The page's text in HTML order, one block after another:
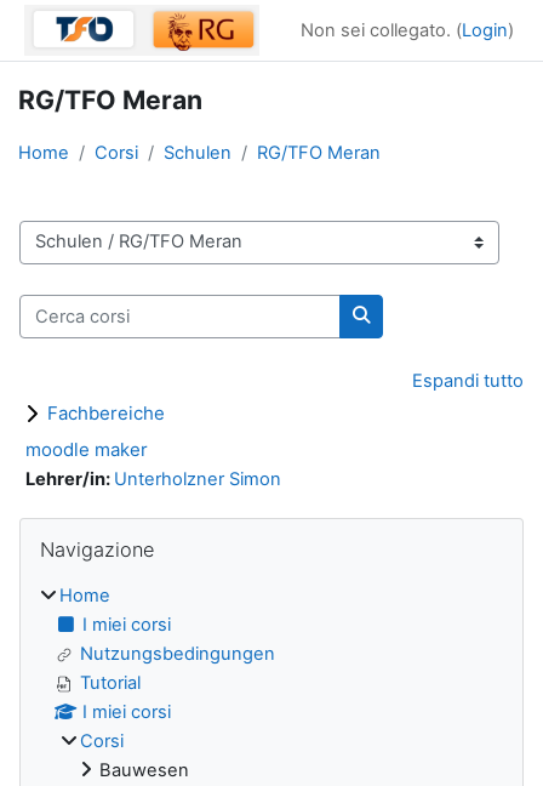
Vai al contenuto principale
Non sei collegato. (Login)
RG/TFO Meran
Home Corsi Schulen RG/TFO Meran
Categorie di corso
Cerca corsi
Cerca corsi
Espandi tutto
Fachbereiche
moodle maker
Lehrer/in: Unterholzner Simon
Blocchi
Navigazione
Home
I miei corsi
Nutzungsbedingungen
Tutorial
I miei corsi
Corsi
Bauwesen